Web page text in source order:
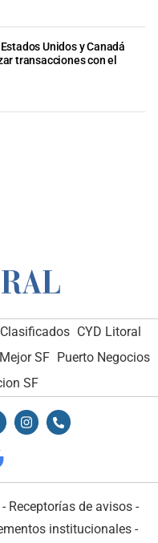
Estados Unidos y Canadá
transacciones con el
Clasificados CYD Litoral
SF Puerto Negocios
SF
- Receptorías de avisos -
institucionales -